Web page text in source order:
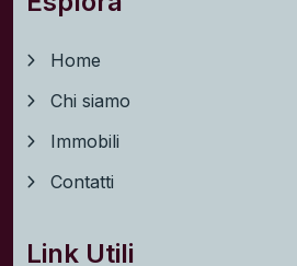
Home
Chi siamo
Immobili
Contatti
Link Utili